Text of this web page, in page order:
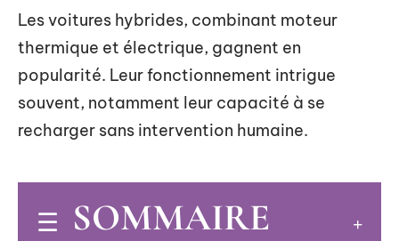
Les voitures hybrides, combinant moteur
thermique et électrique, gagnent en
popularité. Leur fonctionnement intrigue
souvent, notamment leur capacité à se
recharger sans intervention humaine.
SOMMAIRE